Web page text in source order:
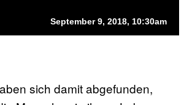
September 9, 2018, 10:30am
sich damit abgefunden,